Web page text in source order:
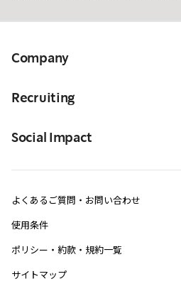
Company
Recruiting
Social Impact
よくあるご質問・お問い合わせ
使用条件
ポリシー・約款・規約一覧
サイトマップ